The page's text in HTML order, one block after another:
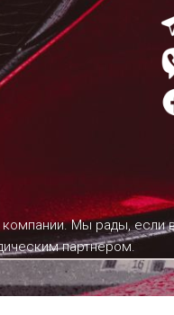
компании. Мы рады, если
партнером.